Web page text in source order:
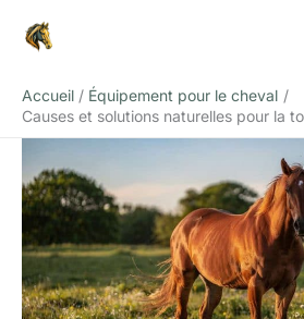
Accueil
Équipement pour le cheval
Causes et solutions naturelles pour la